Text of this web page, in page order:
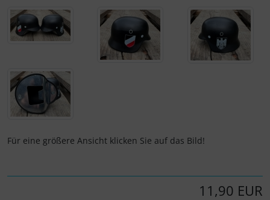
Für eine größere Ansicht klicken Sie auf das Bild!
11,90 EUR